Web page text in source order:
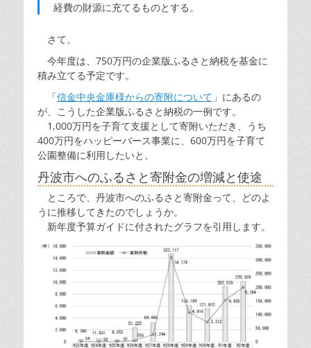
経費の財源に充てるものとする。
さて。
今年度は、750万円の企業版ふるさと納税を基金に
積み立てる予定です。
「信金中央金庫様からの寄附について 」にあるの
が、こうした企業版ふるさと納税の一例です。
1,000万円を子育て支援として寄附いただき、うち
400万円をハッピーバース事業に、600万円を子育て
公園整備に利用したいと。
丹波市へのふるさと寄附金の増減と使途
ところで、丹波市へのふるさと寄附金って、どのよ
うに推移してきたのでしょうか。
新年度予算ガイドに付されたグラフを引用します。